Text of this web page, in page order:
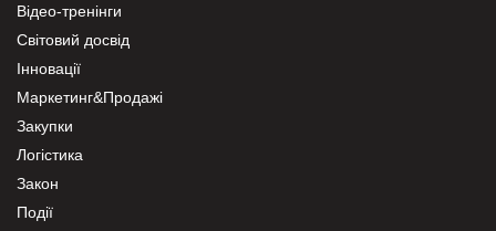
Відео-тренінги
Світовий досвід
Інновації
Маркетинг&Продажі
Закупки
Логістика
Закон
Події